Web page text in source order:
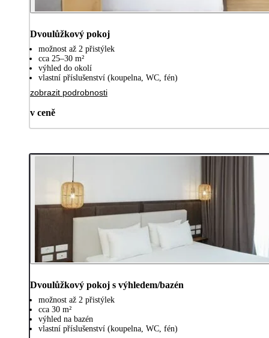
Dvoulůžkový pokoj
možnost až 2 přistýlek
cca 25–30 m²
výhled do okolí
vlastní příslušenství (koupelna, WC, fén)
zobrazit podrobnosti
v ceně
Dvoulůžkový pokoj s výhledem/bazén
možnost až 2 přistýlek
cca 30 m²
výhled na bazén
vlastní příslušenství (koupelna, WC, fén)